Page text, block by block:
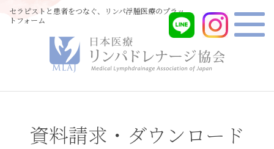
セラピストと患者をつなぐ、リンパ浮腫医療のプラッ
トフォーム
資料請求・ダウンロード